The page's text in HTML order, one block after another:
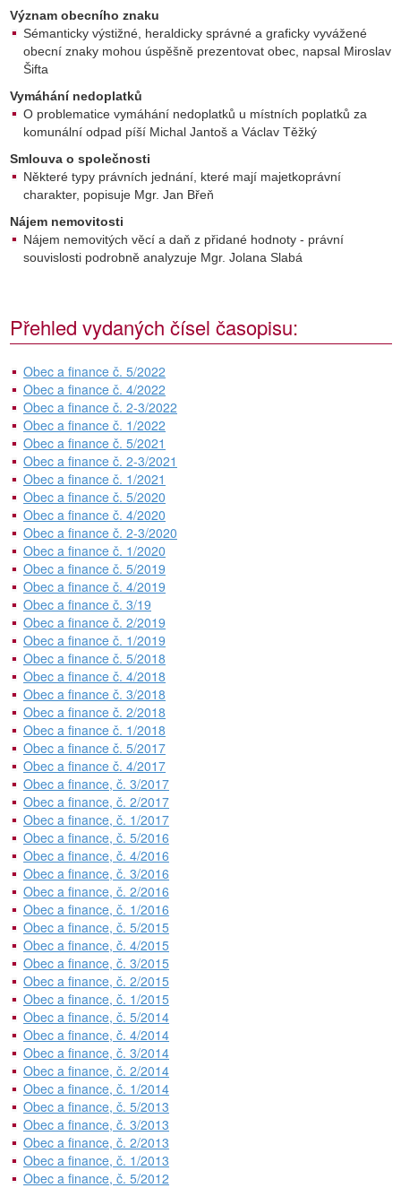
Význam obecního znaku
Sémanticky výstižné, heraldicky správné a graficky vyvážené
obecní znaky mohou úspěšně prezentovat obec, napsal Miroslav
Šifta
Vymáhání nedoplatků
O problematice vymáhání nedoplatků u místních poplatků za
komunální odpad píší Michal Jantoš a Václav Těžký
Smlouva o společnosti
Některé typy právních jednání, které mají majetkoprávní
charakter, popisuje Mgr. Jan Břeň
Nájem nemovitosti
Nájem nemovitých věcí a daň z přidané hodnoty - právní
souvislosti podrobně analyzuje Mgr. Jolana Slabá
Přehled vydaných čísel časopisu:
Obec a finance č. 5/2022
Obec a finance č. 4/2022
Obec a finance č. 2-3/2022
Obec a finance č. 1/2022
Obec a finance č. 5/2021
Obec a finance č. 2-3/2021
Obec a finance č. 1/2021
Obec a finance č. 5/2020
Obec a finance č. 4/2020
Obec a finance č. 2-3/2020
Obec a finance č. 1/2020
Obec a finance č. 5/2019
Obec a finance č. 4/2019
Obec a finance č. 3/19
Obec a finance č. 2/2019
Obec a finance č. 1/2019
Obec a finance č. 5/2018
Obec a finance č. 4/2018
Obec a finance č. 3/2018
Obec a finance č. 2/2018
Obec a finance č. 1/2018
Obec a finance č. 5/2017
Obec a finance č. 4/2017
Obec a finance, č. 3/2017
Obec a finance, č. 2/2017
Obec a finance, č. 1/2017
Obec a finance, č. 5/2016
Obec a finance, č. 4/2016
Obec a finance, č. 3/2016
Obec a finance, č. 2/2016
Obec a finance, č. 1/2016
Obec a finance, č. 5/2015
Obec a finance, č. 4/2015
Obec a finance, č. 3/2015
Obec a finance, č. 2/2015
Obec a finance, č. 1/2015
Obec a finance, č. 5/2014
Obec a finance, č. 4/2014
Obec a finance, č. 3/2014
Obec a finance, č. 2/2014
Obec a finance, č. 1/2014
Obec a finance, č. 5/2013
Obec a finance, č. 3/2013
Obec a finance, č. 2/2013
Obec a finance, č. 1/2013
Obec a finance, č. 5/2012